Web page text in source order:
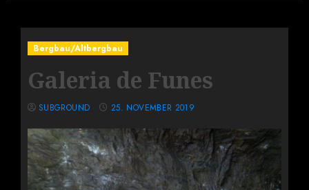
Bergbau/Altbergbau
Galeria de Funes
SUBGROUND 25. NOVEMBER 2019